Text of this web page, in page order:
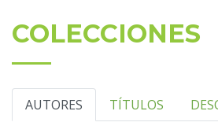
COLECCIONES
AUTORES TÍTULOS